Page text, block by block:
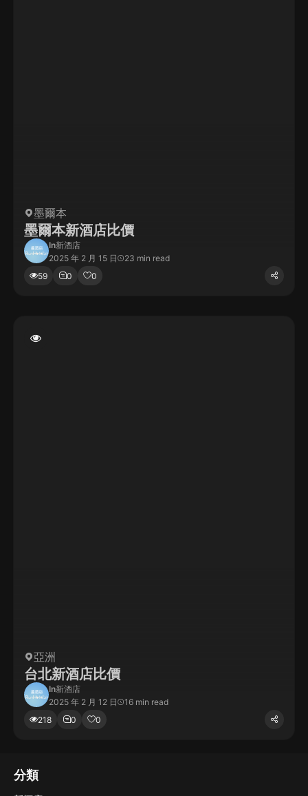
墨爾本
墨爾本新酒店比價
In新酒店
2025 年 2 月 15 日
23 min read
59
0 0
亞洲
台北新酒店比價
In新酒店
2025 年 2 月 12 日
16 min read
218
0 0
分類